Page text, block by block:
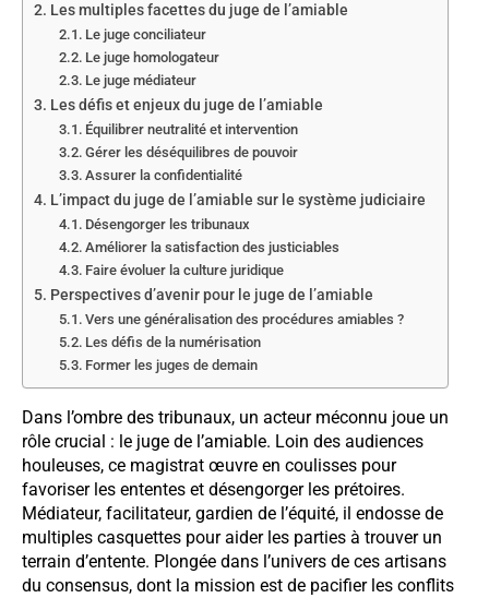
Les multiples facettes du juge de l’amiable
Le juge conciliateur
Le juge homologateur
Le juge médiateur
Les défis et enjeux du juge de l’amiable
Équilibrer neutralité et intervention
Gérer les déséquilibres de pouvoir
Assurer la confidentialité
L’impact du juge de l’amiable sur le système judiciaire
Désengorger les tribunaux
Améliorer la satisfaction des justiciables
Faire évoluer la culture juridique
Perspectives d’avenir pour le juge de l’amiable
Vers une généralisation des procédures amiables ?
Les défis de la numérisation
Former les juges de demain
Dans l’ombre des tribunaux, un acteur méconnu joue un
rôle crucial : le juge de l’amiable. Loin des audiences
houleuses, ce magistrat œuvre en coulisses pour
favoriser les ententes et désengorger les prétoires.
Médiateur, facilitateur, gardien de l’équité, il endosse de
multiples casquettes pour aider les parties à trouver un
terrain d’entente. Plongée dans l’univers de ces artisans
du consensus, dont la mission est de pacifier les conflits